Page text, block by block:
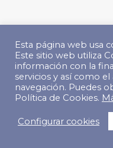
Esta página web usa
Este sitio web utiliza
información con la
servicios y así como
navegación. Puedes
Política de Cookies.
Configurar cookies